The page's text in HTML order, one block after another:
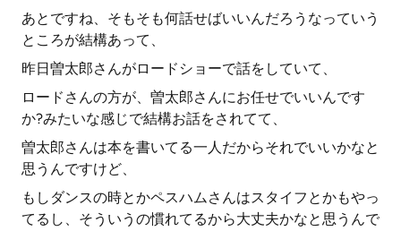
あとですね、そもそも何話せばいいんだろうなっていう
ところが結構あって、
昨日曽太郎さんがロードショーで話をしていて、
ロードさんの方が、曽太郎さんにお任せでいいんです
か?みたいな感じで結構お話をされてて、
曽太郎さんは本を書いてる一人だからそれでいいかなと
思うんですけど、
もしダンスの時とかペスハムさんはスタイフとかもやっ
てるし、そういうの慣れてるから大丈夫かなと思うんで